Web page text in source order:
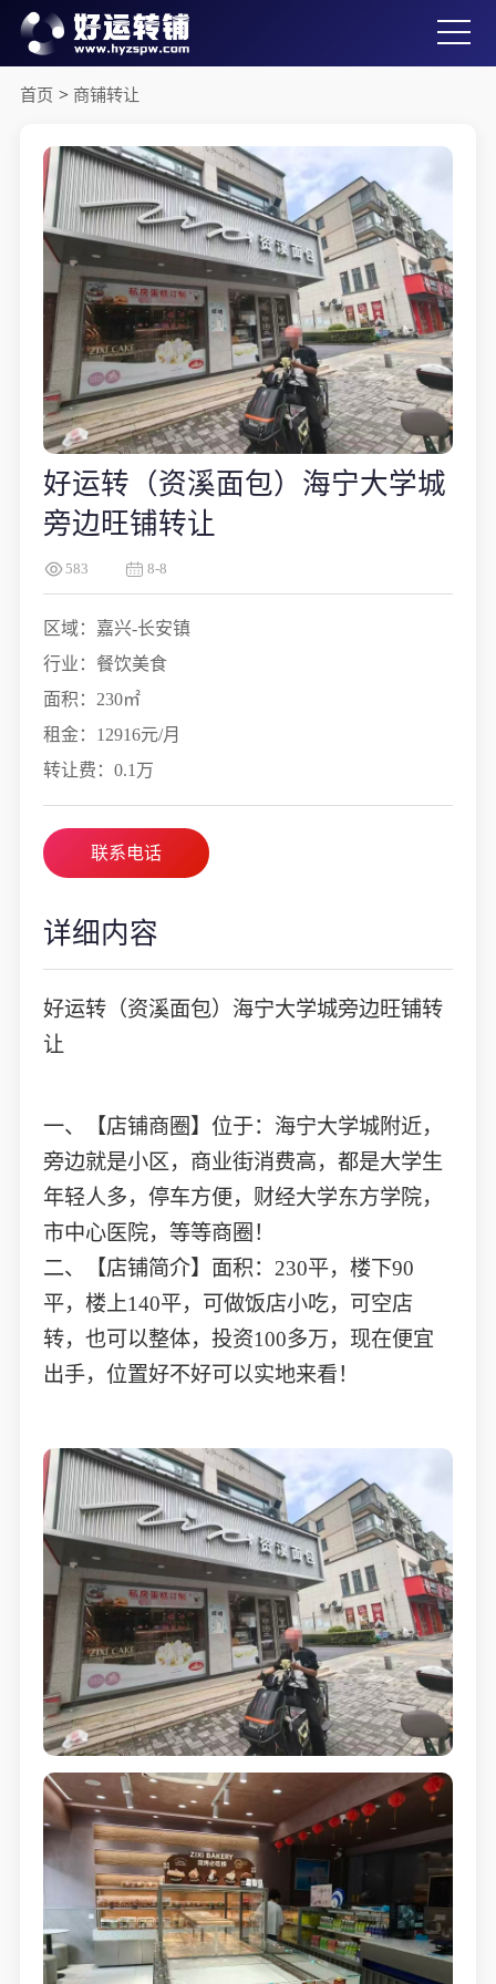
首页 > 商铺转让
好运转（资溪面包）海宁大学城
旁边旺铺转让
583 8-8
区域：嘉兴-长安镇
行业：餐饮美食
面积：230㎡
租金：12916元/月
转让费：0.1万
联系电话
详细内容
好运转（资溪面包）海宁大学城旁边旺铺转
让
一、【店铺商圈】位于：海宁大学城附近，
旁边就是小区，商业街消费高，都是大学生
年轻人多，停车方便，财经大学东方学院，
市中心医院，等等商圈！
二、【店铺简介】面积：230平，楼下90
平，楼上140平，可做饭店小吃，可空店
转，也可以整体，投资100多万，现在便宜
出手，位置好不好可以实地来看！